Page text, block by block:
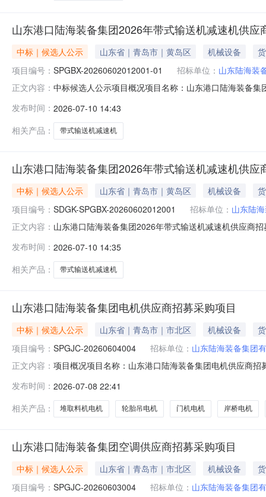
山东港口陆海装备集团2026年带式输送机减速机供
中标｜候选人公示 山东省｜青岛市｜黄岛区 机械设备
项目编号： SPGBX-20260602012001-01 招标单位： 山东陆海装
正文内容： 中标候选人公示项目概况项目名称：山东港口陆海装备
议的，可登录投标系统提交异议，登录地址：https://
发布时间： 2026-07-10 14:43
相关产品：
带式输送机减速机
山东港口陆海装备集团2026年带式输送机减速机供
中标｜候选人公示 山东省｜青岛市｜黄岛区 机械设备
项目编号： SDGK-SPGBX-20260602012001 招标单位： 山东陆
正文内容： 山东港口陆海装备集团2026年带式输送机减速机供应商
机减速机供应商招募采购项目项目编号：SPGBX-
发布时间： 2026-07-10 14:35
相关产品：
带式输送机减速机
山东港口陆海装备集团电机供应商招募采购项目
中标｜候选人公示 山东省｜青岛市｜市北区 机械设备
项目编号： SPGJC-20260604004 招标单位： 山东陆海装备集团
正文内容： 项目概况项目名称：山东港口陆海装备集团电机供应商
联系人：韩晓采购人联系人电话：15064298828采购人
代理地址青岛
发布时间： 2026-07-08 22:41
相关产品：
堆取料机电机 轮胎吊电机 门机电机 岸桥电机
山东港口陆海装备集团空调供应商招募采购项目
中标｜候选人公示 山东省｜青岛市｜市北区 机械设备
项目编号： SPGJC-20260603004 招标单位： 山东陆海装备集团